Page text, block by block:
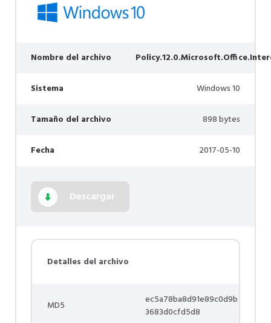
Nombre del archivo
Sistema Windows 10
Tamaño del archivo 898 bytes
Fecha 2017-05-10
Descargar
Detalles del archivo
MD5
ec5a78ba8d91e89c0d9b
3683d0cfd5d8